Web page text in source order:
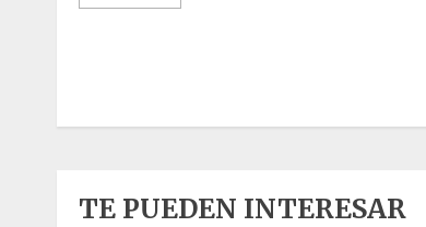
TE PUEDEN INTERESAR